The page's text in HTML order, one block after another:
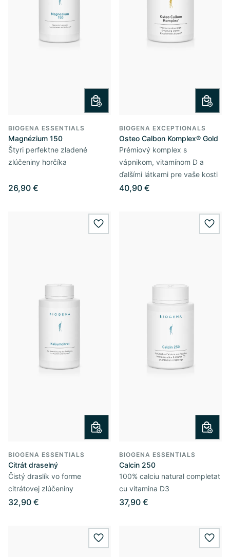
BIOGENA ESSENTIALS
Magnézium 150
Štyri perfektne zladené
zlúčeniny horčíka
26,90 €
BIOGENA EXCEPTIONALS
Osteo Calbon Komplex® Gold
Prémiový komplex s
vápnikom, vitamínom D a
ďalšími látkami pre vaše kosti
40,90 €
wishlist.add
BIOGENA ESSENTIALS
Citrát draselný
Čistý draslík vo forme
citrátovej zlúčeniny
32,90 €
BIOGENA ESSENTIALS
Calcin 250
100% calciu natural completat
cu vitamina D3
37,90 €
wishlist.add